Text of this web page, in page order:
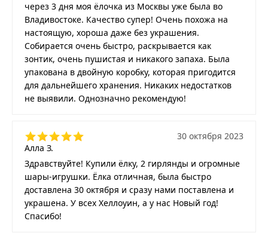
через 3 дня моя ёлочка из Москвы уже была во
Владивостоке. Качество супер! Очень похожа на
настоящую, хороша даже без украшения.
Собирается очень быстро, раскрывается как
зонтик, очень пушистая и никакого запаха. Была
упакована в двойную коробку, которая пригодится
для дальнейшего хранения. Никаких недостатков
не выявили. Однозначно рекомендую!
Алла З.
30 октября 2023
Здравствуйте! Купили ёлку, 2 гирлянды и огромные
шары-игрушки. Ёлка отличная, была быстро
доставлена 30 октября и сразу нами поставлена и
украшена. У всех Хеллоуин, а у нас Новый год!
Спасибо!